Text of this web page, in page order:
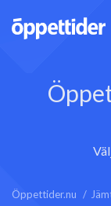
Öppettider.nu